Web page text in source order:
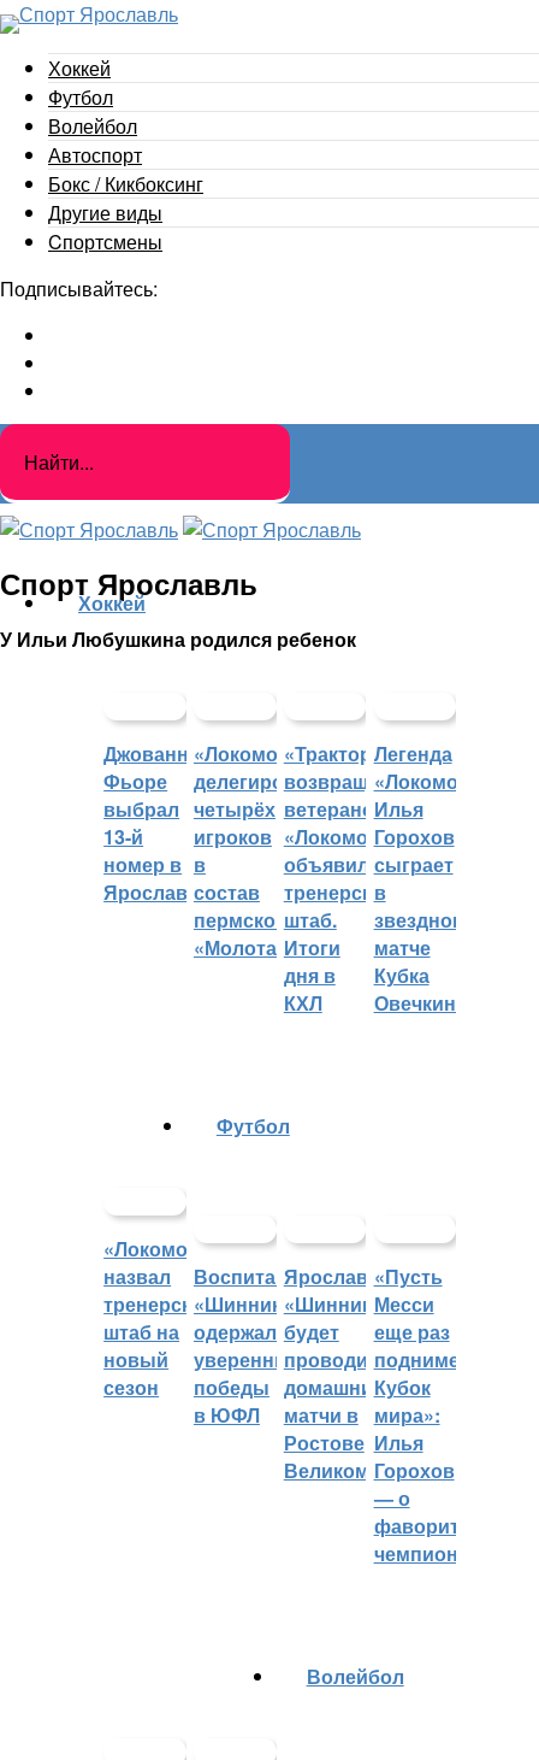
Хоккей
Футбол
Волейбол
Автоспорт
Бокс / Кикбоксинг
Другие виды
Cпортсмены
Подписывайтесь:
Спорт Ярославль
У Ильи Любушкина родился ребенок
Хоккей
Джованни
Фьоре
выбрал
13-й
номер в
Ярославле
«Локомотив»
делегировал
четырёх
игроков
в
состав
пермского
«Молота»
«Трактор»
возвращает
ветеранов,
«Локомотив»
объявил
тренерский
штаб.
Итоги
дня в
КХЛ
Легенда
«Локомотива»
Илья
Горохов
сыграет
в
звездном
матче
Кубка
Овечкина
«Локомотив»
назвал
тренерский
штаб на
новый
сезон
Футбол
Воспитанники
«Шинника»
одержали
уверенные
победы
в ЮФЛ
Ярославский
«Шинник»
будет
проводить
домашние
матчи в
Ростове
Великом
«Пусть
Месси
еще раз
поднимет
Кубок
мира»:
Илья
Горохов
— о
фаворитах
чемпионата
Волейбол